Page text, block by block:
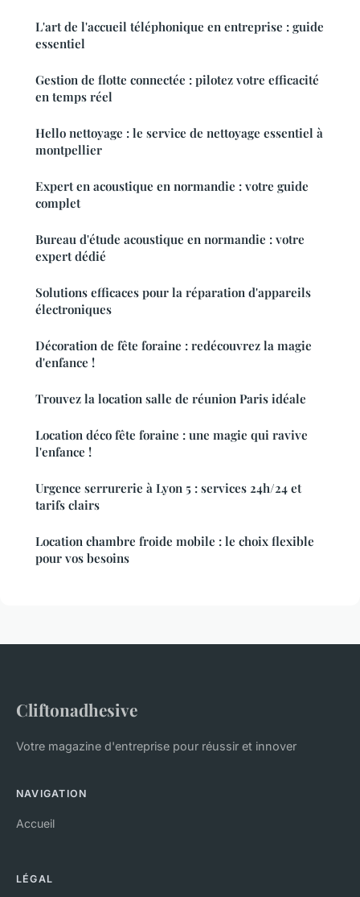
L'art de l'accueil téléphonique en entreprise : guide
essentiel
Gestion de flotte connectée : pilotez votre efficacité
en temps réel
Hello nettoyage : le service de nettoyage essentiel à
montpellier
Expert en acoustique en normandie : votre guide
complet
Bureau d'étude acoustique en normandie : votre
expert dédié
Solutions efficaces pour la réparation d'appareils
électroniques
Décoration de fête foraine : redécouvrez la magie
d'enfance !
Trouvez la location salle de réunion Paris idéale
Location déco fête foraine : une magie qui ravive
l'enfance !
Urgence serrurerie à Lyon 5 : services 24h/24 et
tarifs clairs
Location chambre froide mobile : le choix flexible
pour vos besoins
Cliftonadhesive
Votre magazine d'entreprise pour réussir et innover
NAVIGATION
Accueil
LÉGAL